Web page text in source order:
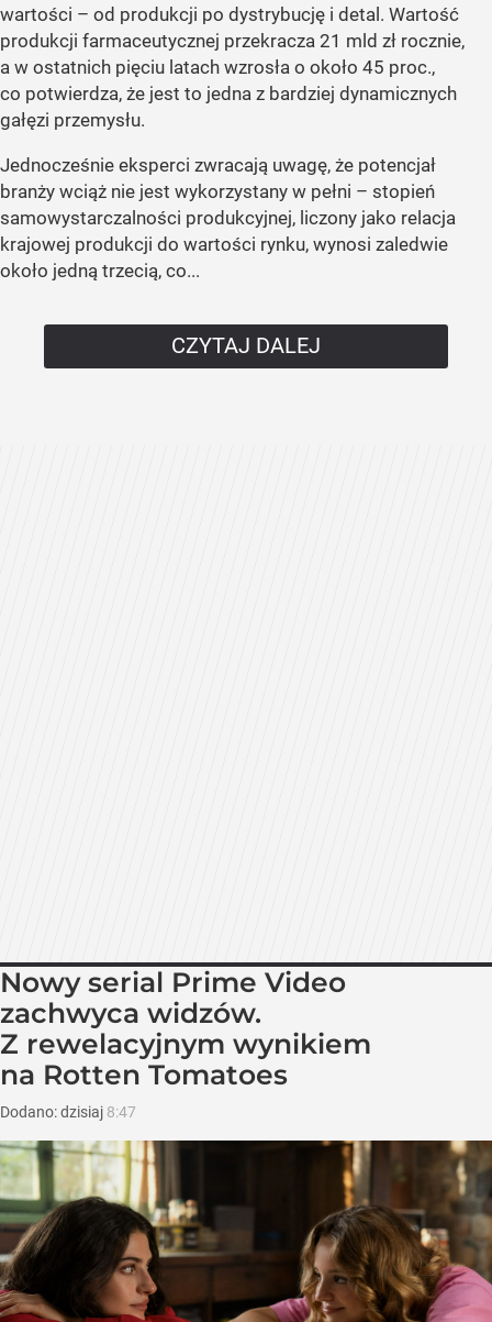
wartości – od produkcji po dystrybucję i detal. Wartość
produkcji farmaceutycznej przekracza 21 mld zł rocznie,
a w ostatnich pięciu latach wzrosła o około 45 proc.,
co potwierdza, że jest to jedna z bardziej dynamicznych
gałęzi przemysłu.
Jednocześnie eksperci zwracają uwagę, że potencjał
branży wciąż nie jest wykorzystany w pełni – stopień
samowystarczalności produkcyjnej, liczony jako relacja
krajowej produkcji do wartości rynku, wynosi zaledwie
około jedną trzecią, co...
CZYTAJ DALEJ
Nowy serial Prime Video
zachwyca widzów.
Z rewelacyjnym wynikiem
na Rotten Tomatoes
Dodano:dzisiaj 8:47